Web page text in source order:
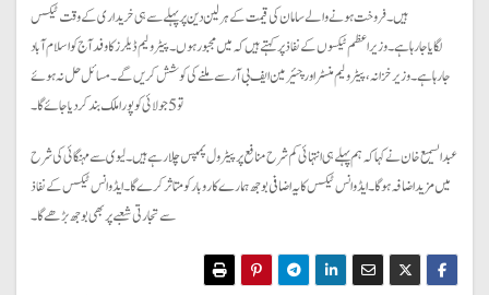
ہیں۔ فروخت ہونےوالےسامان کی قیمت کےہرلین دین پرپہلے سے ہی خریداری کےوقت ٹیکس
لگایاجارہاہے۔ وزیر اعظم ٹیکسوں کے نفاذ پر کہتے ہیں کہ میں مجبور ہوں۔ پیٹرولیم ڈیلرز کا وفد آج کو اسلام آباد
جارہا ہے۔ وزیرخزانہ، پیٹرولیم منسٹر اور چئیرمین ایف بی آر سے ملنے کی کوشش کریں گے۔ مسائل حل نہ ہوئے
تو 5جولائی کو پورا ملک بند کردیاجائے گا۔
عبدالسمیع خان نے کہا کہ ہم پہلے ہی انتہائی کم شرح منافع پر پیٹرول پمپس چلارہے ہیں۔ لیوی سے مہنگائی کی شرح
میں مزید اضافہ ہوگا۔ ایڈوانس ٹیکس کایہ اضافی بوجھ ہمارے کاروبارکو متاثر کرے گا۔ ایڈوانس ٹیکس کے نفاذ
سے تجارتی شعبے پر بھی بوجھ بڑھے گا۔